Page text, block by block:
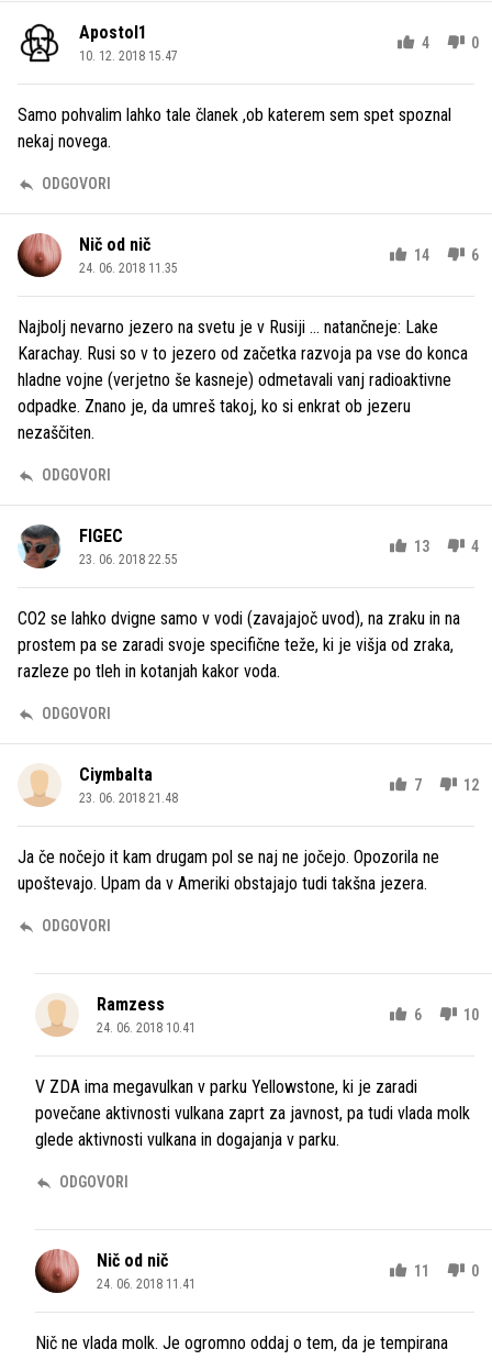
Apostol1
10. 12. 2018 15.47
4 0
Samo pohvalim lahko tale članek ,ob katerem sem spet spoznal
nekaj novega.
ODGOVORI
Nič od nič
24. 06. 2018 11.35
14 6
Najbolj nevarno jezero na svetu je v Rusiji … natančneje: Lake
Karachay. Rusi so v to jezero od začetka razvoja pa vse do konca
hladne vojne (verjetno še kasneje) odmetavali vanj radioaktivne
odpadke. Znano je, da umreš takoj, ko si enkrat ob jezeru
nezaščiten.
ODGOVORI
FIGEC
23. 06. 2018 22.55
13 4
CO2 se lahko dvigne samo v vodi (zavajajoč uvod), na zraku in na
prostem pa se zaradi svoje specifične teže, ki je višja od zraka,
razleze po tleh in kotanjah kakor voda.
ODGOVORI
Ciymbalta
23. 06. 2018 21.48
7 12
Ja če nočejo it kam drugam pol se naj ne jočejo. Opozorila ne
upoštevajo. Upam da v Ameriki obstajajo tudi takšna jezera.
ODGOVORI
Ramzess
24. 06. 2018 10.41
6 10
V ZDA ima megavulkan v parku Yellowstone, ki je zaradi
povečane aktivnosti vulkana zaprt za javnost, pa tudi vlada molk
glede aktivnosti vulkana in dogajanja v parku.
ODGOVORI
Nič od nič
24. 06. 2018 11.41
11 0
Nič ne vlada molk. Je ogromno oddaj o tem, da je tempirana